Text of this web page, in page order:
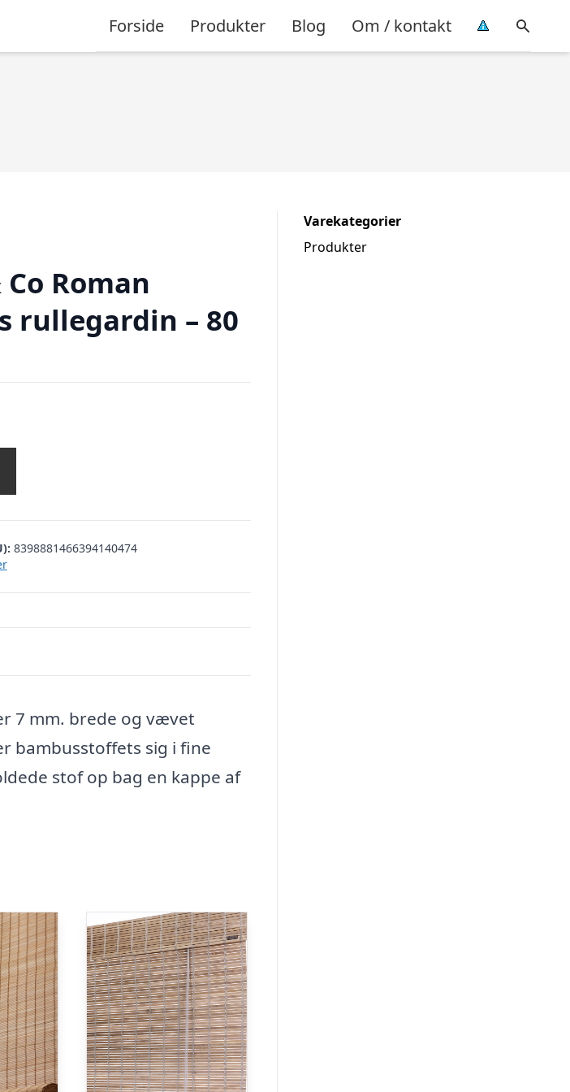
Forside Produkter Blog Om / kontakt
Roman
rullegardin – 80
8398881466394140474
7 mm. brede og vævet
bambusstoffets sig i fine
stof op bag en kappe af
Varekategorier
Produkter